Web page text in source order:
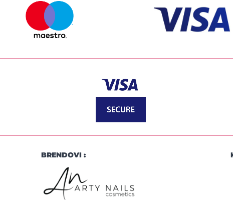
BRENDOVI :